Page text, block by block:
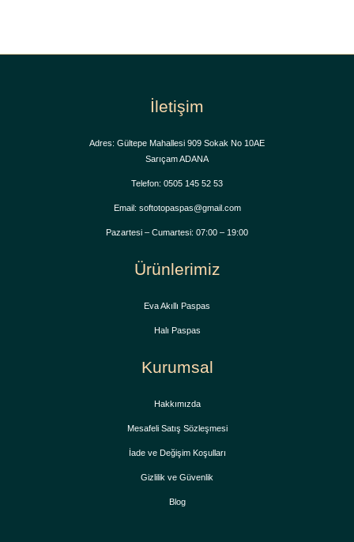
İletişim
Adres: Gültepe Mahallesi 909 Sokak No 10AE
Sarıçam ADANA
Telefon: 0505 145 52 53
Email: softotopaspas@gmail.com
Pazartesi – Cumartesi: 07:00 – 19:00
Ürünlerimiz
Eva Akıllı Paspas
Halı Paspas
Kurumsal
Hakkımızda
Mesafeli Satış Sözleşmesi
İade ve Değişim Koşulları
Gizlilik ve Güvenlik
Blog